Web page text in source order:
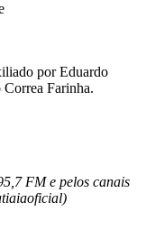
por Eduardo
Farinha.
FM e pelos canais